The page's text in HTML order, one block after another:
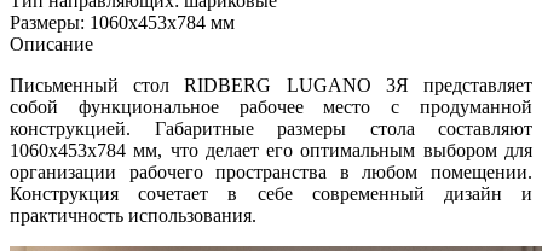
Размеры: 1060х453х784 мм
Описание
Письменный стол RIDBERG LUGANO 3Я представляет
собой функциональное рабочее место с продуманной
конструкцией. Габаритные размеры стола составляют
1060х453х784 мм, что делает его оптимальным выбором для
организации рабочего пространства в любом помещении.
Конструкция сочетает в себе современный дизайн и
практичность использования.